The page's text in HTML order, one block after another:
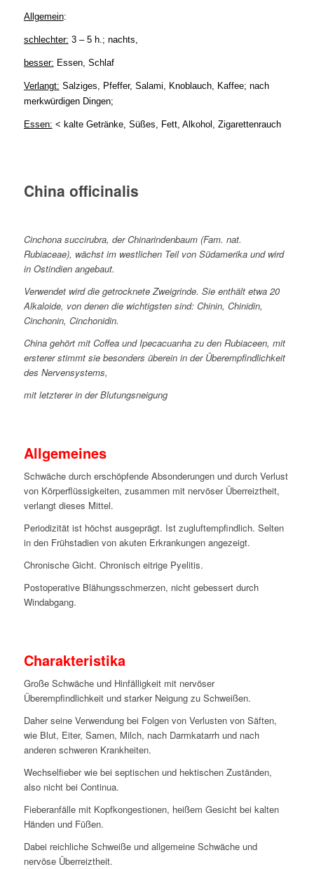
Allgemein:
schlechter: 3 – 5 h.; nachts,
besser: Essen, Schlaf
Verlangt: Salziges, Pfeffer, Salami, Knoblauch, Kaffee; nach
merkwürdigen Dingen;
Essen: < kalte Getränke, Süßes, Fett, Alkohol, Zigarettenrauch
China officinalis
Cinchona succirubra, der Chinarindenbaum (Fam. nat.
Rubiaceae), wächst im westlichen Teil von Südamerika und wird
in Ostindien angebaut.
Verwendet wird die getrocknete Zweigrinde. Sie enthält etwa 20
Alkaloide, von denen die wichtigsten sind: Chinin, Chinidin,
Cinchonin, Cinchonidin.
China gehört mit Coffea und Ipecacuanha zu den Rubiaceen, mit
ersterer stimmt sie besonders überein in der Überempfindlichkeit
des Nervensystems,
mit letzterer in der Blutungsneigung
Allgemeines
Schwäche durch erschöpfende Absonderungen und durch Verlust
von Körperflüssigkeiten, zusammen mit nervöser Überreiztheit,
verlangt dieses Mittel.
Periodizität ist höchst ausgeprägt. Ist zugluftempfindlich. Selten
in den Frühstadien von akuten Erkrankungen angezeigt.
Chronische Gicht. Chronisch eitrige Pyelitis.
Postoperative Blähungsschmerzen, nicht gebessert durch
Windabgang.
Charakteristika
Große Schwäche und Hinfälligkeit mit nervöser
Überempfindlichkeit und starker Neigung zu Schweißen.
Daher seine Verwendung bei Folgen von Verlusten von Säften,
wie Blut, Eiter, Samen, Milch, nach Darmkatarrh und nach
anderen schweren Krankheiten.
Wechselfieber wie bei septischen und hektischen Zuständen,
also nicht bei Continua.
Fieberanfälle mit Kopfkongestionen, heißem Gesicht bei kalten
Händen und Füßen.
Dabei reichliche Schweiße und allgemeine Schwäche und
nervöse Überreiztheit.